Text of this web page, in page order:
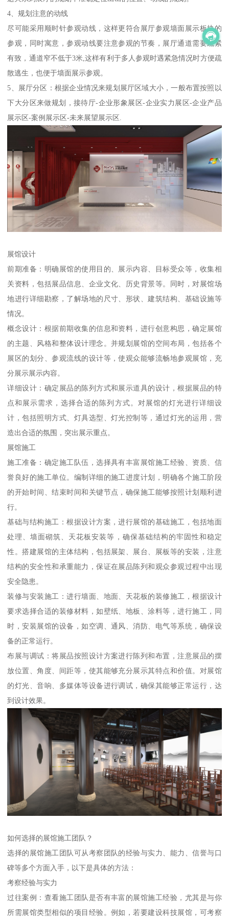
4、规划注意的动线
尽可能采用顺时针参观动线，这样更符合展厅参观墙面展示板块的
参观，同时寓意，参观动线要注意参观的节奏，展厅通道需要疏紧
有致，通道窄不低于3米,这样有利于多人参观时遇紧急情况时方便疏
散逃生，也便于墙面展示参观。
5、展厅分区：根据企业情况来规划展厅区域大小，一般布置按照以
下大分区来做规划，接待厅-企业形象展区-企业实力展区-企业产品
展示区-案例展示区-未来展望展示区.
展馆设计
前期准备：明确展馆的使用目的、展示内容、目标受众等，收集相
关资料，包括展品信息、企业文化、历史背景等。同时，对展馆场
地进行详细勘察，了解场地的尺寸、形状、建筑结构、基础设施等
情况。
概念设计：根据前期收集的信息和资料，进行创意构思，确定展馆
的主题、风格和整体设计理念。并规划展馆的空间布局，包括各个
展区的划分、参观流线的设计等，使观众能够流畅地参观展馆，充
分展示展示内容。
详细设计：确定展品的陈列方式和展示道具的设计，根据展品的特
点和展示需求，选择合适的陈列方式。对展馆的灯光进行详细设
计，包括照明方式、灯具选型、灯光控制等，通过灯光的运用，营
造出合适的氛围，突出展示重点。
展馆施工
施工准备：确定施工队伍，选择具有丰富展馆施工经验、资质、信
誉良好的施工单位。编制详细的施工进度计划，明确各个施工阶段
的开始时间、结束时间和关键节点，确保施工能够按照计划顺利进
行。
基础与结构施工：根据设计方案，进行展馆的基础施工，包括地面
处理、墙面砌筑、天花板安装等，确保基础结构的牢固性和稳定
性。搭建展馆的主体结构，包括展架、展台、展板等的安装，注意
结构的安全性和承重能力，保证在展品陈列和观众参观过程中出现
安全隐患。
装修与安装施工：进行墙面、地面、天花板的装修施工，根据设计
要求选择合适的装修材料，如壁纸、地板、涂料等，进行施工，同
时，安装展馆的设备，如空调、通风、消防、电气等系统，确保设
备的正常运行。
布展与调试：将展品按照设计方案进行陈列和布置，注意展品的摆
放位置、角度、间距等，使其能够充分展示其特点和价值。对展馆
的灯光、音响、多媒体等设备进行调试，确保其能够正常运行，达
到设计效果。
如何选择的展馆施工团队？
选择的展馆施工团队可从考察团队的经验与实力、能力、信誉与口
碑等多个方面入手，以下是具体的方法：
考察经验与实力
过往案例：查看施工团队是否有丰富的展馆施工经验，尤其是与你
所需展馆类型相似的项目经验。例如，若要建设科技展馆，可考察